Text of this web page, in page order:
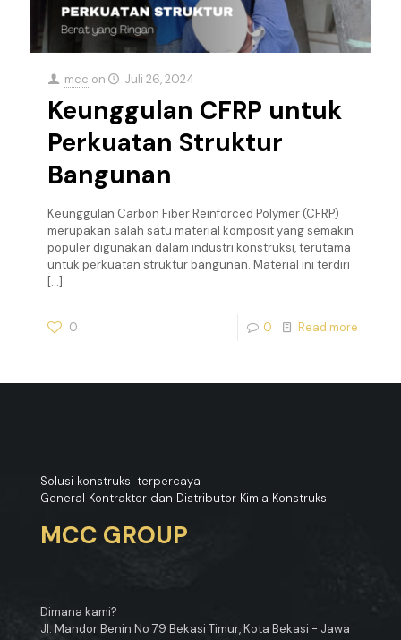
mcc on Juli 26, 2024
Keunggulan CFRP untuk
Perkuatan Struktur
Bangunan
Keunggulan Carbon Fiber Reinforced Polymer (CFRP)
merupakan salah satu material komposit yang semakin
populer digunakan dalam industri konstruksi, terutama
untuk perkuatan struktur bangunan. Material ini terdiri
[…]
0 0 Read more
Solusi konstruksi terpercaya
General Kontraktor dan Distributor Kimia Konstruksi
MCC GROUP
Dimana kami?
Jl. Mandor Benin No 79 Bekasi Timur, Kota Bekasi - Jawa